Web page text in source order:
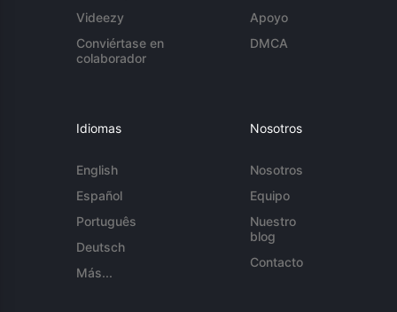
Videezy
Conviértase en
colaborador
Apoyo
DMCA
Idiomas
English
Español
Português
Deutsch
Más...
Nosotros
Nosotros
Equipo
Nuestro
blog
Contacto